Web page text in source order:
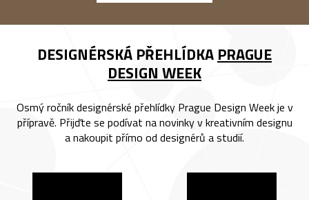
DESIGNÉRSKÁ PŘEHLÍDKA PRAGUE
DESIGN WEEK
Osmý ročník designérské přehlídky Prague Design Week je v
přípravě. Přijďte se podívat na novinky v kreativním designu
a nakoupit přímo od designérů a studií.